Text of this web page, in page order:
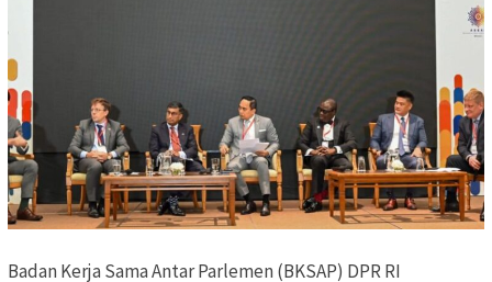
Badan Kerja Sama Antar Parlemen (BKSAP) DPR RI